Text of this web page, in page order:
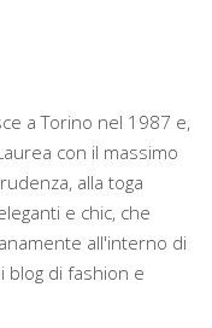
a Torino nel 1987 e,
con il massimo
alla toga
e chic, che
all'interno di
blog di fashion e